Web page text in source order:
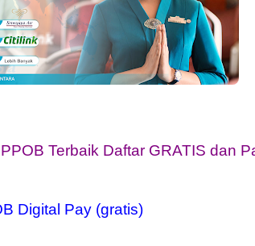
Terbaik Daftar GRATIS dan
Digital Pay (gratis)